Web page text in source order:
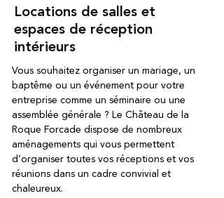
Locations de salles et
espaces de réception
intérieurs
Vous souhaitez organiser un mariage, un
baptême ou un événement pour votre
entreprise comme un séminaire ou une
assemblée générale ? Le Château de la
Roque Forcade dispose de nombreux
aménagements qui vous permettent
d’organiser toutes vos réceptions et vos
réunions dans un cadre convivial et
chaleureux.